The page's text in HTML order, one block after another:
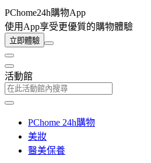
PChome24h購物App
使用App享受更優質的購物體驗
立即體驗
活動館
PChome 24h購物
美妝
醫美保養